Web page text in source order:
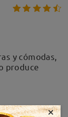
y cómodas,
produce
×